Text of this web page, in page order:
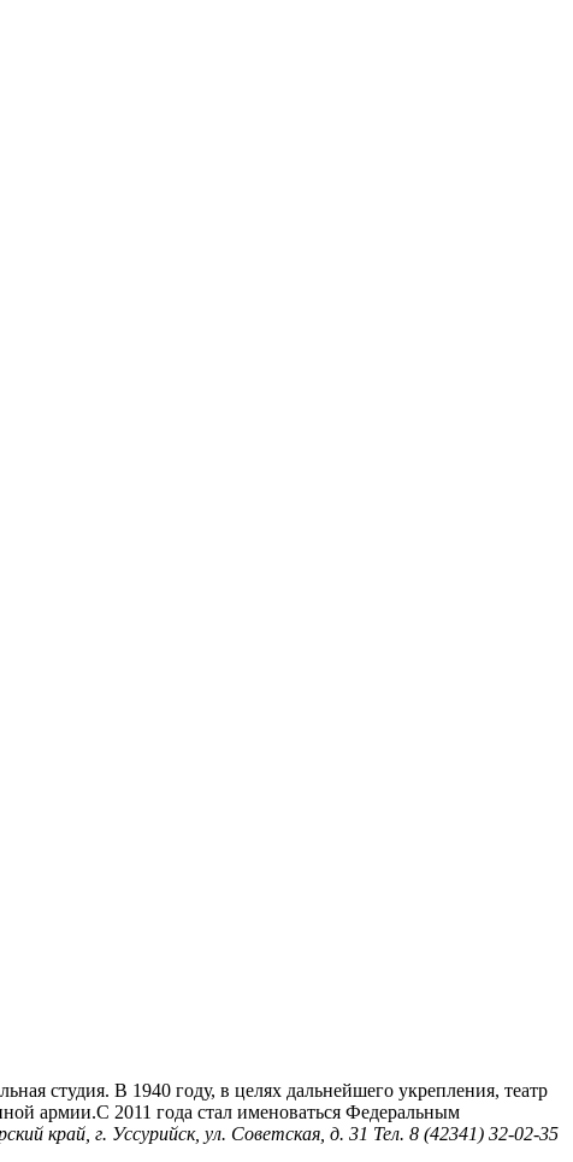
студия. В 1940 году, в целях дальнейшего укрепления, театр
армии.С 2011 года стал именоваться Федеральным
край, г. Уссурийск, ул. Советская, д. 31 Тел. 8 (42341) 32-02-35